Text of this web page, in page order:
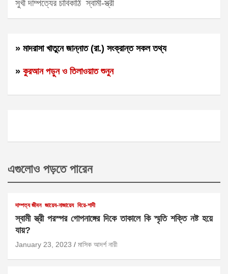
সুখী দাম্পত্যের চাবিকাঠি স্বামী-স্ত্রী
» মাদরাসা খাতুনে জান্নাত (রা.) সংক্রান্ত সকল তথ্য
» কুরআন পড়ুন ও তিলাওয়াত শুনুন
এগুলোও পড়তে পারেন
দাম্পত্য জীবন জায়েয-নাজায়েয বিয়ে-শাদী
স্বামী স্ত্রী পরস্পর গোপনাঙ্গের দিকে তাকালে কি স্মৃতি শক্তি নষ্ট হয়ে
যায়?
January 23, 2023 মাসিক আদর্শ নারী